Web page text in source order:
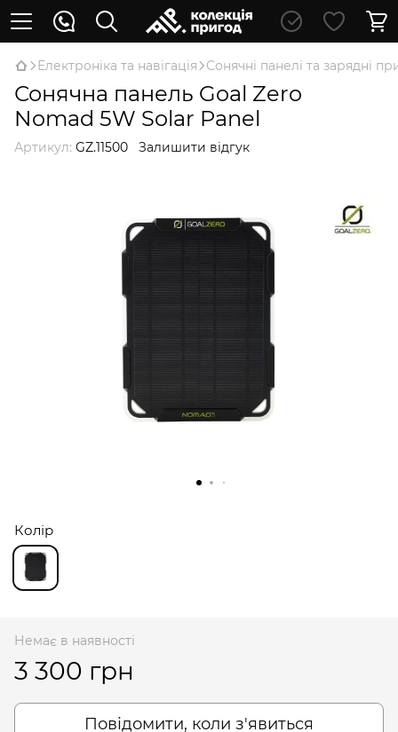
Електроніка та навігація Сонячні панелі та зарядні
Сонячна панель Goal Zero
Nomad 5W Solar Panel
Артикул: GZ.11500 Залишити відгук
Колір
Немає в наявності
3 300 грн
Повідомити, коли з'явиться